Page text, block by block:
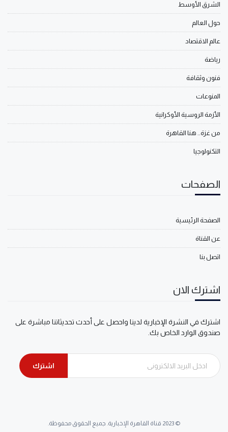
الشرق الأوسط
حول العالم
عالم الاقتصاد
رياضة
فنون وثقافة
المنوعات
الأزمة الروسية الأوكرانية
من غزة.. هنا القاهرة
التكنولوجيا
الصفحات
الصفحة الرئيسية
عن القناة
اتصل بنا
اشترك الان
اشترك في النشرة الإخبارية لدينا واحصل على أحدث تحديثاتنا مباشرة على
صندوق الوارد الخاص بك.
اشترك
© 2023 قناة القاهرة الإخبارية. جميع الحقوق محفوظة.